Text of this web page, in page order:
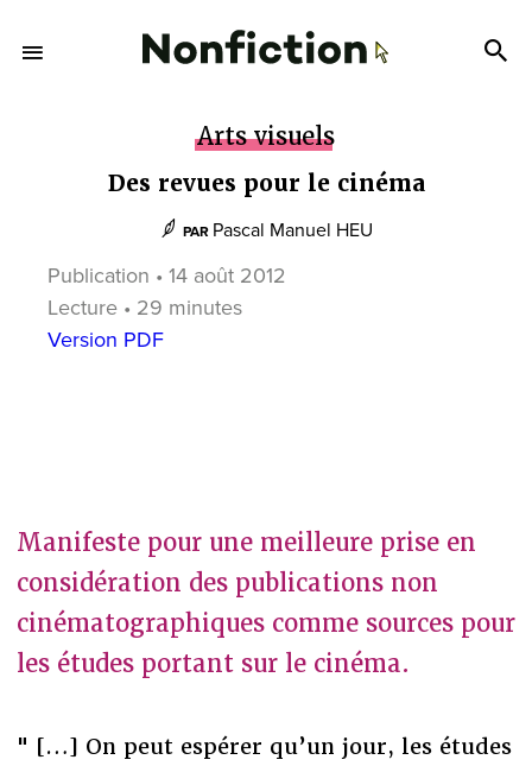
Arts visuels
Des revues pour le cinéma
PAR Pascal Manuel HEU
Publication • 14 août 2012
Lecture • 29 minutes
Version PDF
Manifeste pour une meilleure prise en
considération des publications non
cinématographiques comme sources pour
les études portant sur le cinéma.
" […] On peut espérer qu’un jour, les études